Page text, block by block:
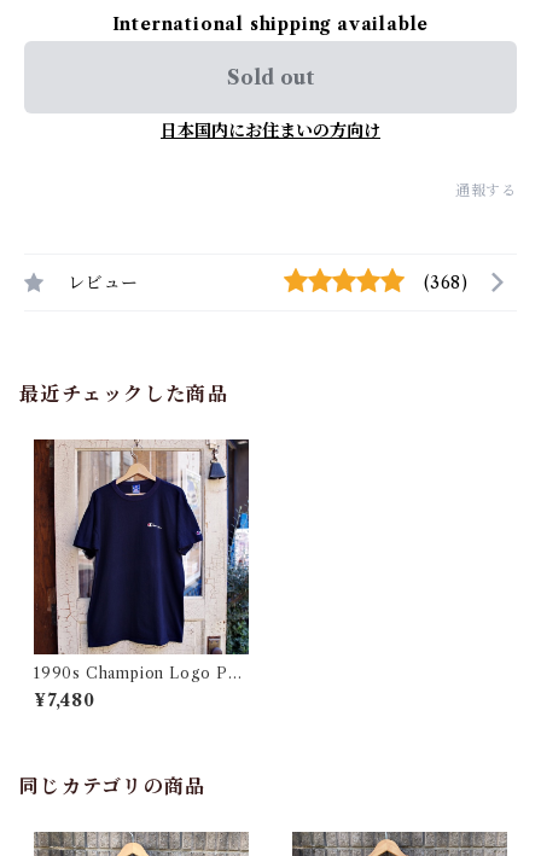
International shipping available
Sold out
日本国内にお住まいの方向け
通報する
レビュー (368)
最近チェックした商品
1990s Champion Logo Pri
nt T-Shirt Size XL / チャン
ピオン ロゴ プリント Tシャツ
¥7,480
同じカテゴリの商品